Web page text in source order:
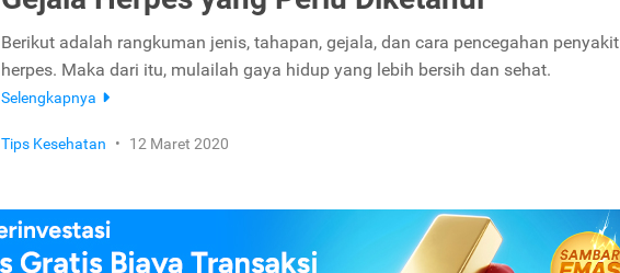
Berikut adalah rangkuman jenis, tahapan, gejala, dan cara pencegahan penyakit
herpes. Maka dari itu, mulailah gaya hidup yang lebih bersih dan sehat.
Selengkapnya
Tips Kesehatan • 12 Maret 2020